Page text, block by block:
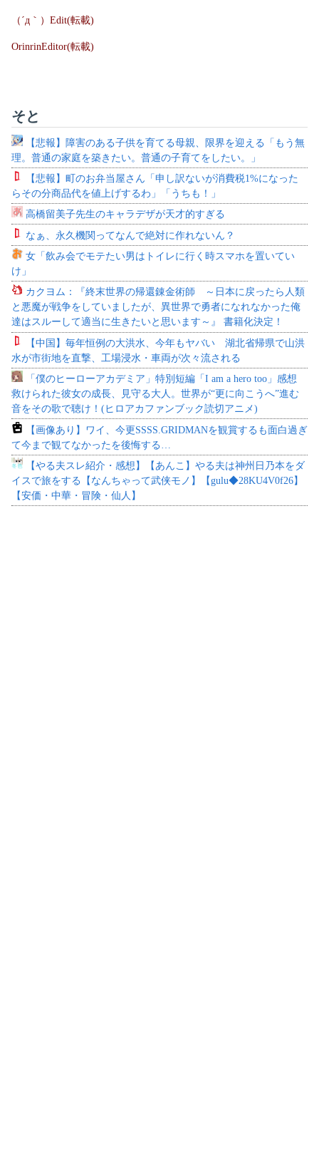
（´д｀）Edit(転載)
OrinrinEditor(転載)
そと
【悲報】障害のある子供を育てる母親、限界を迎える「もう無
理。普通の家庭を築きたい。普通の子育てをしたい。」
【悲報】町のお弁当屋さん「申し訳ないが消費税1%になった
らその分商品代を値上げするわ」「うちも！」
高橋留美子先生のキャラデザが天才的すぎる
なぁ、永久機関ってなんで絶対に作れないん？
女「飲み会でモテたい男はトイレに行く時スマホを置いてい
け」
カクヨム：『終末世界の帰還錬金術師 ～日本に戻ったら人類
と悪魔が戦争をしていましたが、異世界で勇者になれなかった俺
達はスルーして適当に生きたいと思います～』 書籍化決定！
【中国】毎年恒例の大洪水、今年もヤバい 湖北省帰県で山洪
水が市街地を直撃、工場浸水・車両が次々流される
「僕のヒーローアカデミア」特別短編「I am a hero too」感想
救けられた彼女の成長、見守る大人。世界が“更に向こうへ”進む
音をその歌で聴け！(ヒロアカファンブック読切アニメ)
【画像あり】ワイ、今更SSSS.GRIDMANを観賞するも面白過ぎ
て今まで観てなかったを後悔する…
【やる夫スレ紹介・感想】【あんこ】やる夫は神州日乃本をダ
イスで旅をする【なんちゃって武侠モノ】【gulu◆28KU4V0f26】
【安価・中華・冒険・仙人】